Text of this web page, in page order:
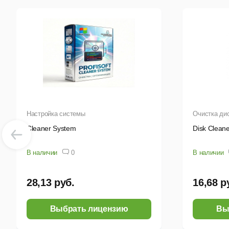
Настройка системы
Cleaner System
В наличии 0
28,13 руб.
Выбрать лицензию
Очистка
Disk
В наличии
16,68